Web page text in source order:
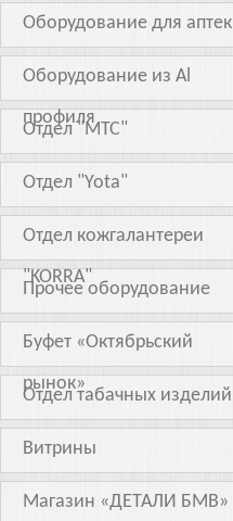
Оборудование для аптек
Оборудование из Al
профиля
Отдел "МТС"
Отдел "Yota"
Отдел кожгалантереи
"KORRA"
Прочее оборудование
Буфет «Октябрьский
рынок»
Отдел табачных изделий
Витрины
Магазин «ДЕТАЛИ БМВ»